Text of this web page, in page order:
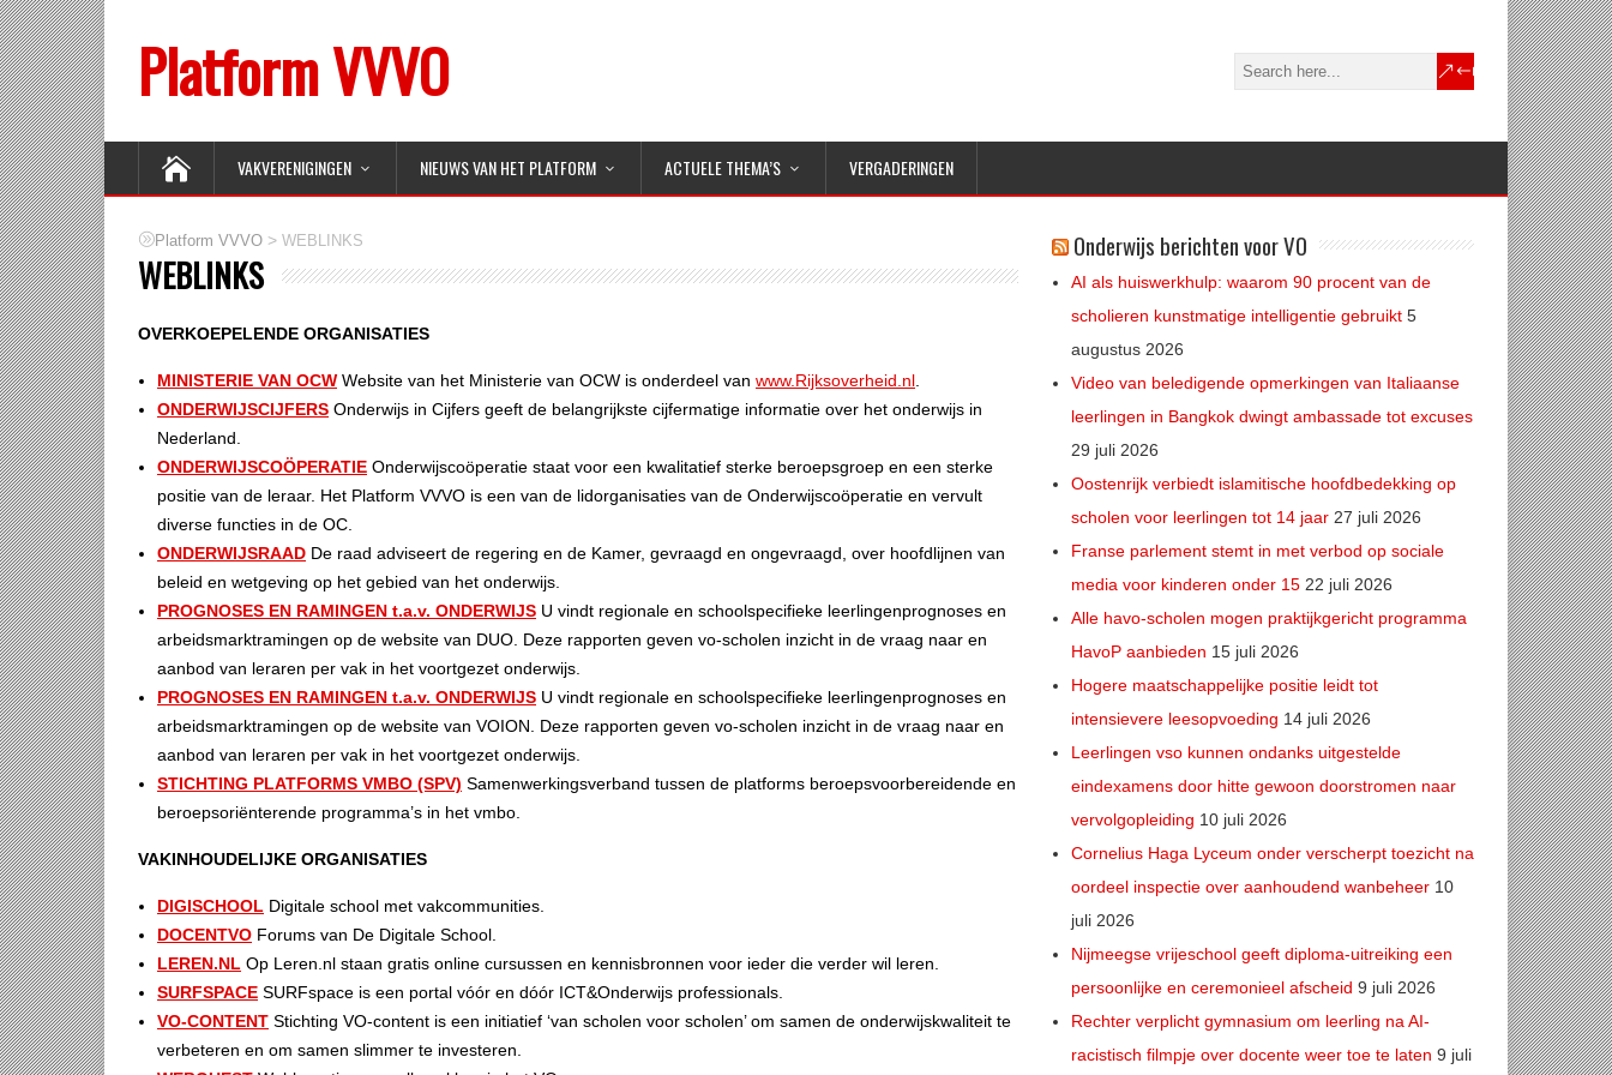
Platform VVVO
VAKVERENIGINGEN NIEUWS VAN HET PLATFORM ACTUELE THEMA’S VERGADERINGEN
Platform VVVO > WEBLINKS
WEBLINKS
OVERKOEPELENDE ORGANISATIES
MINISTERIE VAN OCW Website van het Ministerie van OCW is onderdeel van www.Rijksoverheid.nl
ONDERWIJSCIJFERS Onderwijs in Cijfers geeft de belangrijkste cijfermatige informatie over het onderwijs in
Nederland.
ONDERWIJSCOÖPERATIE Onderwijscoöperatie staat voor een kwalitatief sterke beroepsgroep en een sterke
positie van de leraar. Het Platform VVVO is een van de lidorganisaties van de Onderwijscoöperatie en vervult
diverse functies in de OC.
ONDERWIJSRAAD De raad adviseert de regering en de Kamer, gevraagd en ongevraagd, over hoofdlijnen van
beleid en wetgeving op het gebied van het onderwijs.
PROGNOSES EN RAMINGEN t.a.v. ONDERWIJS U vindt regionale en schoolspecifieke leerlingenprognoses en
arbeidsmarktramingen op de website van DUO. Deze rapporten geven vo-scholen inzicht in de vraag naar en
aanbod van leraren per vak in het voortgezet onderwijs.
PROGNOSES EN RAMINGEN t.a.v. ONDERWIJS U vindt regionale en schoolspecifieke leerlingenprognoses en
arbeidsmarktramingen op de website van VOION. Deze rapporten geven vo-scholen inzicht in de vraag naar en
aanbod van leraren per vak in het voortgezet onderwijs.
STICHTING PLATFORMS VMBO (SPV) Samenwerkingsverband tussen de platforms beroepsvoorbereidende en
beroepsoriënterende programma’s in het vmbo.
VAKINHOUDELIJKE ORGANISATIES
DIGISCHOOL Digitale school met vakcommunities.
DOCENTVO Forums van De Digitale School.
LEREN.NL Op Leren.nl staan gratis online cursussen en kennisbronnen voor ieder die verder wil leren.
SURFSPACE SURFspace is een portal vóór en dóór ICT&Onderwijs professionals.
VO-CONTENT Stichting VO-content is een initiatief ‘van scholen voor scholen’ om samen de onderwijskwaliteit te
verbeteren en om samen slimmer te investeren.
Onderwijs berichten voor VO
AI als huiswerkhulp: waarom 90 procent van de
scholieren kunstmatige intelligentie gebruikt 5
augustus 2026
Video van beledigende opmerkingen van Italiaanse
leerlingen in Bangkok dwingt ambassade tot excuses
29 juli 2026
Oostenrijk verbiedt islamitische hoofdbedekking op
scholen voor leerlingen tot 14 jaar 27 juli 2026
Franse parlement stemt in met verbod op sociale
media voor kinderen onder 15 22 juli 2026
Alle havo-scholen mogen praktijkgericht programma
HavoP aanbieden 15 juli 2026
Hogere maatschappelijke positie leidt tot
intensievere leesopvoeding 14 juli 2026
Leerlingen vso kunnen ondanks uitgestelde
eindexamens door hitte gewoon doorstromen naar
vervolgopleiding 10 juli 2026
Cornelius Haga Lyceum onder verscherpt toezicht na
oordeel inspectie over aanhoudend wanbeheer 10
juli 2026
Nijmeegse vrijeschool geeft diploma-uitreiking een
persoonlijke en ceremonieel afscheid 9 juli 2026
Rechter verplicht gymnasium om leerling na AI-
racistisch filmpje over docente weer toe te laten 9 juli